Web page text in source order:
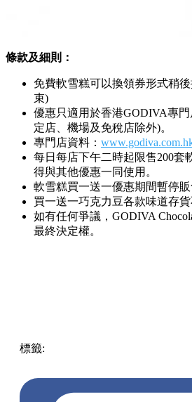
條款及細則：
免費軟雪糕可以換領券形式稍
束)
優惠只適用於香港GODIVA專
定店、機場及免稅店除外)。
專門店資料：
每日每店下午二時起限售200套
得與其他優惠一同使用。
軟雪糕買一送一優惠期間暫停販
買一送一巧克力豆各款味道存貨
如有任何爭議，GODIVA
最終決定權。
標籤: